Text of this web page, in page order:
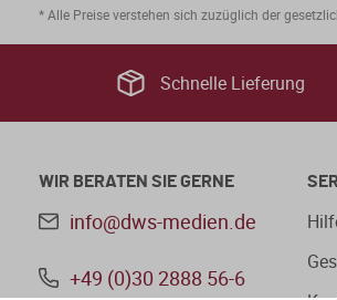
* Alle Preise verstehen sich zuzüglich der
Schnelle Lieferung
WIR BERATEN SIE GERNE
info@dws-medien.de
+49 (0)30 2888 56-6